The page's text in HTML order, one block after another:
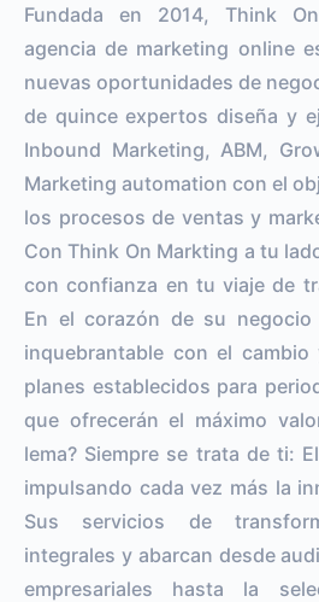
Fundada en 2014, Think
agencia de marketing online
nuevas oportunidades de
de quince expertos diseña y
Inbound Marketing, ABM,
Marketing automation con el
los procesos de ventas y
Con Think On Markting a tu
con confianza en tu viaje de
En el corazón de su
inquebrantable con el
planes establecidos para
que ofrecerán el máximo
lema? Siempre se trata de ti:
impulsando cada vez más la
Sus servicios de
integrales y abarcan desde
empresariales hasta la